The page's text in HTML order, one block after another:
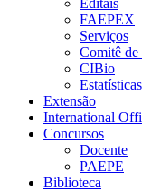
Editais
FAEPEX
Serviços
Comitê de
CIBio
Estatísticas
Extensão
International
Concursos
Docente
PAEPE
Biblioteca